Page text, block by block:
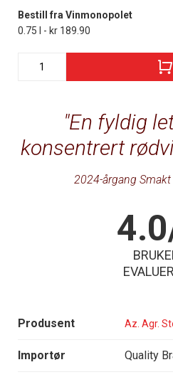
En fyldig
konsentrert
2024-årgang
Produsent Az. Agr.
Importør Quality
Bestill fra Vinmonopolet
0.75 l - kr 189.90